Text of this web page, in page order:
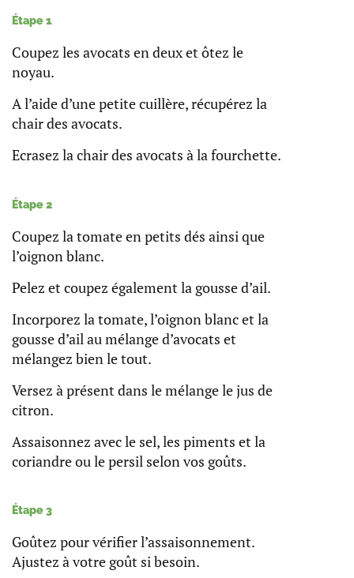
Étape 1
Coupez les avocats en deux et ôtez le
noyau.
A l’aide d’une petite cuillère, récupérez la
chair des avocats.
Ecrasez la chair des avocats à la fourchette.
Étape 2
Coupez la tomate en petits dés ainsi que
l’oignon blanc.
Pelez et coupez également la gousse d’ail.
Incorporez la tomate, l’oignon blanc et la
gousse d’ail au mélange d’avocats et
mélangez bien le tout.
Versez à présent dans le mélange le jus de
citron.
Assaisonnez avec le sel, les piments et la
coriandre ou le persil selon vos goûts.
Étape 3
Goûtez pour vérifier l’assaisonnement.
Ajustez à votre goût si besoin.